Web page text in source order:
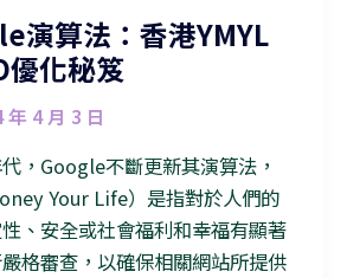
演算法：香港YMYL
優化秘笈
年 4 月 3 日
，Google不斷更新其演算法，
Your Life）是指對於人們的
、安全或社會福利和幸福有顯著
格審查，以確保相關網站所提供